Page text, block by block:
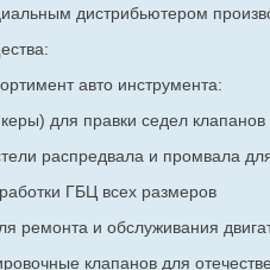
дистрибьютером
авто инструмента:
для правки седел
распредвала и промвала
ГБЦ всех размеров
ремонта и обслуживания
клапанов для